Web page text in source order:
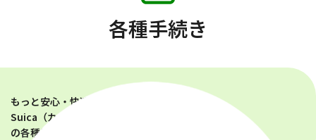
各種手続き
もっと安心・快適に使っていただくために。
Suica（カードタイプ）を利用するにあたって
の各種手続きを紹介します。